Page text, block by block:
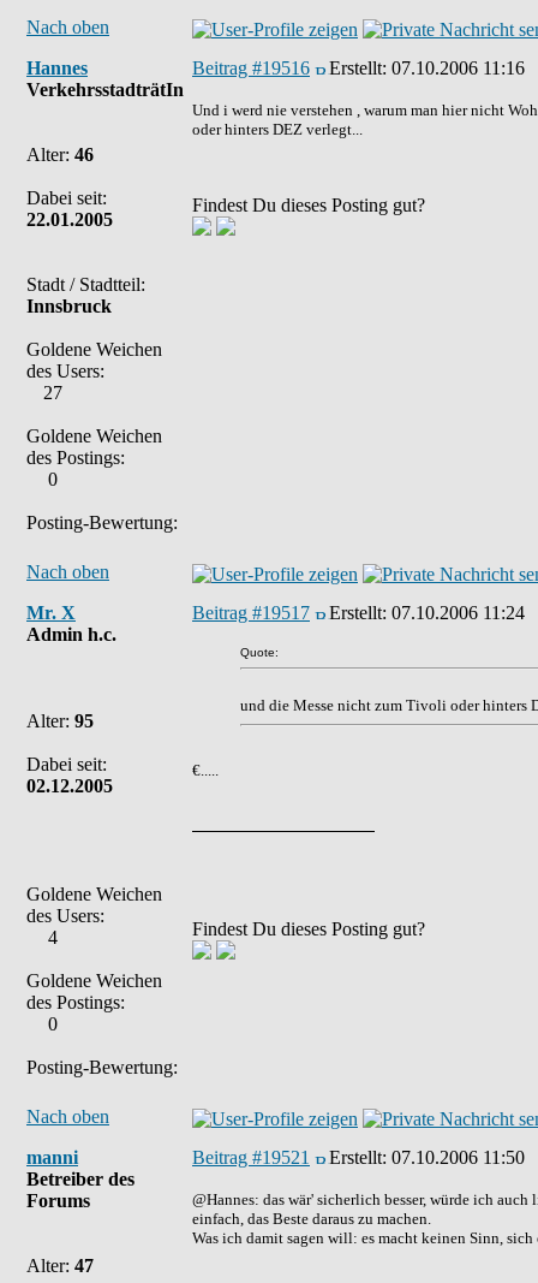
Nach oben
Hannes
VerkehrsstadträtIn
Alter: 46
Dabei seit:
22.01.2005
Stadt / Stadtteil:
Innsbruck
Goldene Weichen
des Users:
27
Goldene Weichen
des Postings:
0
Posting-Bewertung:
Beitrag #19516 Erstellt: 07.10.2006 11:16
Und i werd nie verstehen , warum man hier nicht
oder hinters DEZ verlegt...
Findest Du dieses Posting gut?
Nach oben
Mr. X
Admin h.c.
Alter: 95
Dabei seit:
02.12.2005
Goldene Weichen
des Users:
4
Goldene Weichen
des Postings:
0
Posting-Bewertung:
Beitrag #19517 Erstellt: 07.10.2006 11:24
Quote:
und die Messe nicht zum Tivoli oder hinters
€.....
Findest Du dieses Posting gut?
Nach oben
manni
Betreiber des
Forums
Alter: 47
Beitrag #19521 Erstellt: 07.10.2006 11:50
@Hannes: das wär' sicherlich besser, würde ich
einfach, das Beste daraus zu machen.
Was ich damit sagen will: es macht keinen Sinn,